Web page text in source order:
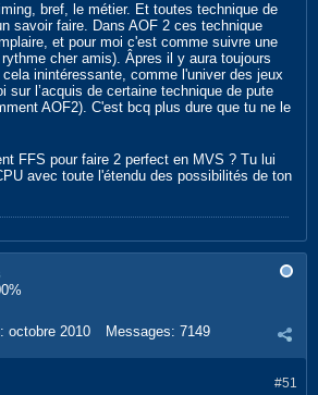
bref, le métier. Et toutes technique de
savoir faire. Dans AOF 2 ces technique
et pour moi c'est comme suivre une
cher amis). Âpres il y aura toujours
inintéressante, comme l'univer des jeux
sur l’acquis de certaine technique de pute
AOF2). C'est bcq plus dure que tu ne le
FFS pour faire 2 perfect en MVS ? Tu lui
avec toute l'étendu des possibilités de ton
octobre 2010 Messages: 7149
#51